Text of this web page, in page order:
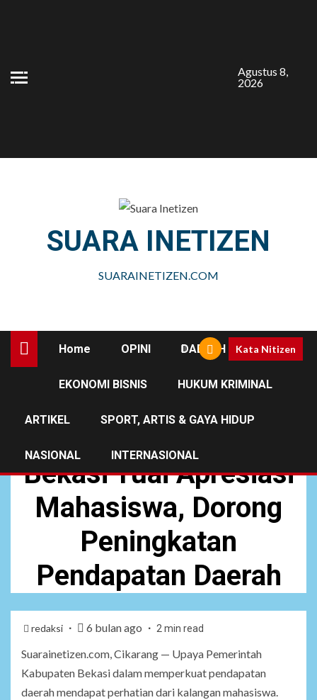
Agustus 8,
2026
SUARA INETIZEN
SUARAINETIZEN.COM
Home OPINI DAERAH
EKONOMI BISNIS HUKUM KRIMINAL
ARTIKEL SPORT, ARTIS & GAYA HIDUP
NASIONAL INTERNASIONAL
Kata Nitizen
Bekasi Tuai Apresiasi
Mahasiswa, Dorong
Peningkatan
Pendapatan Daerah
redaksi 6 bulan ago 2 min read
Suarainetizen.com, Cikarang — Upaya Pemerintah
Kabupaten Bekasi dalam memperkuat pendapatan
daerah mendapat perhatian dari kalangan mahasiswa.